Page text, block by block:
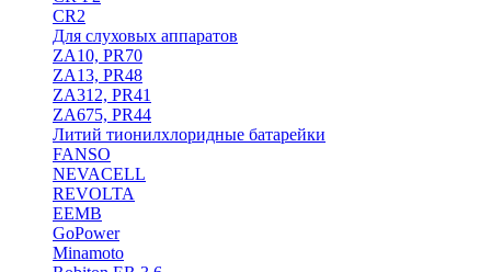
CR2
Для слуховых аппаратов
ZA10, PR70
ZA13, PR48
ZA312, PR41
ZA675, PR44
Литий тионилхлоридные батарейки
FANSO
NEVACELL
REVOLTA
EEMB
GoPower
Minamoto